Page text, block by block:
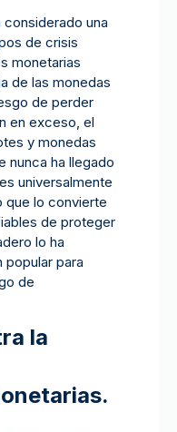
una
de crisis
monetarias
de las monedas
de perder
en exceso, el
y monedas
nunca ha llegado
universalmente
que lo convierte
de proteger
lo ha
popular para
de
la